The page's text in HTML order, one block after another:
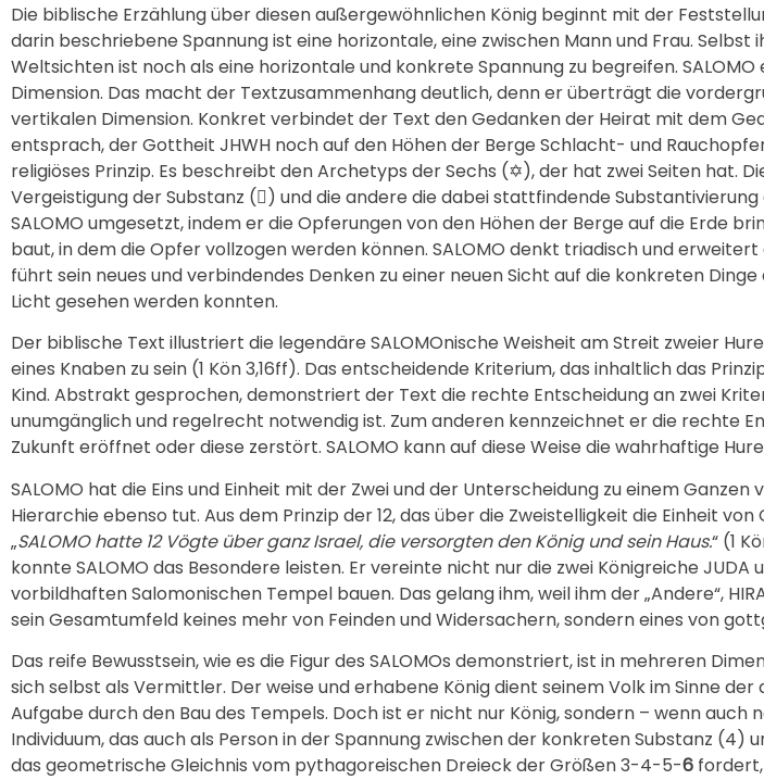
Die biblische Erzählung über diesen außergewöhnlichen König beginnt mit der
darin beschriebene Spannung ist eine horizontale, eine zwischen Mann und Frau. Selbst
Weltsichten ist noch als eine horizontale und konkrete Spannung zu begreifen.
Dimension. Das macht der Textzusammenhang deutlich, denn er überträgt die
vertikalen Dimension. Konkret verbindet der Text den Gedanken der Heirat mit dem
entsprach, der Gottheit JHWH noch auf den Höhen der Berge Schlacht- und
religiöses Prinzip. Es beschreibt den Archetyps der Sechs (✡), der hat zwei Seiten hat.
Vergeistigung der Substanz () und die andere die dabei stattfindende Substantivierung
SALOMO umgesetzt, indem er die Opferungen von den Höhen der Berge auf die Erde
baut, in dem die Opfer vollzogen werden können. SALOMO denkt triadisch und
führt sein neues und verbindendes Denken zu einer neuen Sicht auf die konkreten
Licht gesehen werden konnten.
Der biblische Text illustriert die legendäre SALOMOnische Weisheit am Streit zweier
eines Knaben zu sein (1 Kön 3,16ff). Das entscheidende Kriterium, das inhaltlich das
Kind. Abstrakt gesprochen, demonstriert der Text die rechte Entscheidung an zwei
unumgänglich und regelrecht notwendig ist. Zum anderen kennzeichnet er die rechte
Zukunft eröffnet oder diese zerstört. SALOMO kann auf diese Weise die wahrhaftige
SALOMO hat die Eins und Einheit mit der Zwei und der Unterscheidung zu einem
Hierarchie ebenso tut. Aus dem Prinzip der 12, das über die Zweistelligkeit die Einheit
„SALOMO hatte 12 Vögte über ganz Israel, die versorgten den König und sein Haus.“ (1
konnte SALOMO das Besondere leisten. Er vereinte nicht nur die zwei Königreiche
vorbildhaften Salomonischen Tempel bauen. Das gelang ihm, weil ihm der „Andere“,
sein Gesamtumfeld keines mehr von Feinden und Widersachern, sondern eines von
Das reife Bewusstsein, wie es die Figur des SALOMOs demonstriert, ist in mehreren
sich selbst als Vermittler. Der weise und erhabene König dient seinem Volk im Sinne
Aufgabe durch den Bau des Tempels. Doch ist er nicht nur König, sondern – wenn
Individuum, das auch als Person in der Spannung zwischen der konkreten Substanz (4)
das geometrische Gleichnis vom pythagoreischen Dreieck der Größen 3-4-5-6